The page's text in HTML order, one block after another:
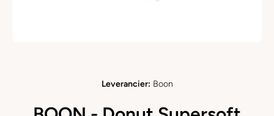
Leverancier: Boon